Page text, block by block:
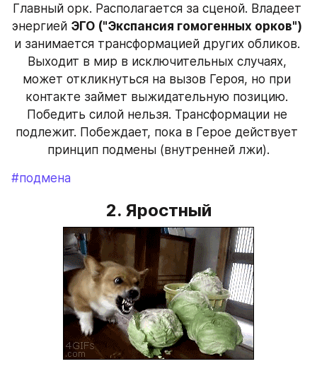
Главный орк. Располагается за сценой. Владеет
энергией ЭГО ("Экспансия гомогенных орков")
и занимается трансформацией других обликов.
Выходит в мир в исключительных случаях,
может откликнуться на вызов Героя, но при
контакте займет выжидательную позицию.
Победить силой нельзя. Трансформации не
подлежит. Побеждает, пока в Герое действует
принцип подмены (внутренней лжи).
#подмена
2. Яростный